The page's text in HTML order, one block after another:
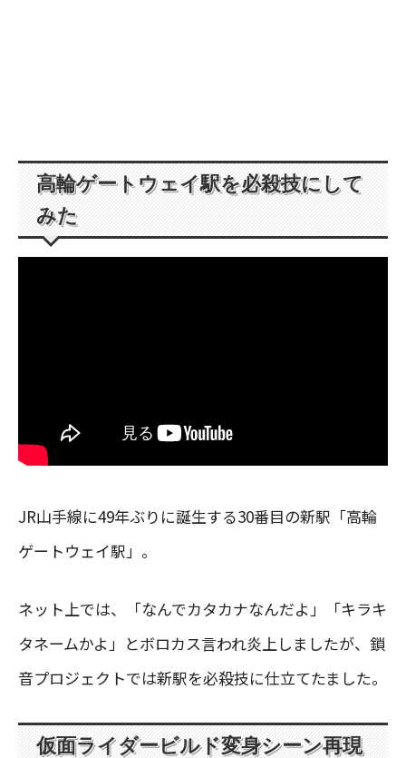
高輪ゲートウェイ駅を必殺技にして
みた
JR山手線に49年ぶりに誕生する30番目の新駅「高輪
ゲートウェイ駅」。
ネット上では、「なんでカタカナなんだよ」「キラキ
タネームかよ」とボロカス言われ炎上しましたが、鎖
音プロジェクトでは新駅を必殺技に仕立てたました。
仮面ライダービルド変身シーン再現